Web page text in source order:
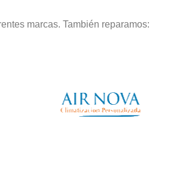
marcas. También reparamos: